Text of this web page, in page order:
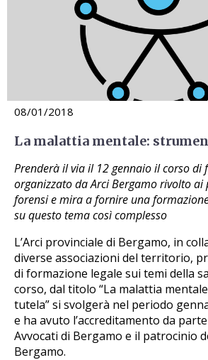
08/01/2018
La malattia mentale:
Prenderà il via il 12 gennaio il corso di
organizzato da Arci Bergamo rivolto ai
forensi e mira a fornire una
su questo tema così complesso
L’Arci provinciale di Bergamo, in
diverse associazioni del territorio,
di formazione legale sui temi della
corso, dal titolo “La malattia
tutela” si svolgerà nel periodo
e ha avuto l’accreditamento da
Avvocati di Bergamo e il patrocinio
Bergamo.